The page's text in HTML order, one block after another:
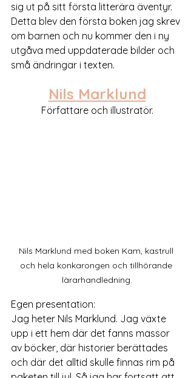
sig ut på sitt första litterära äventyr.
Detta blev den första boken jag skrev
om barnen och nu kommer den i ny
utgåva med uppdaterade bilder och
små ändringar i texten.
Nils Marklund
Författare och illustratör.
Nils Marklund med boken Kam, kastrull
och hela konkarongen och tillhörande
lärarhandledning.
Egen presentation:
Jag heter Nils Marklund. Jag växte
upp i ett hem där det fanns massor
av böcker, där historier berättades
och där det alltid skulle finnas rim på